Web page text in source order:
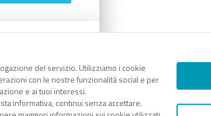
del servizio. Utilizziamo i cookie
con le nostre funzionalità social e per
e ai tuoi interessi.
informativa, continui senza accettare.